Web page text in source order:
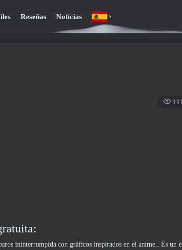
Reseñas Noticias
111
ininterrumpida con gráficos inspirados en el anime.. Es un